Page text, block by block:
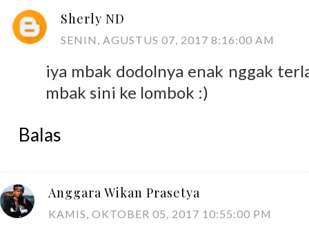
Sherly ND
SENIN, AGUSTUS 07, 2017 8:16:00 AM
iya mbak dodolnya enak nggak
mbak sini ke lombok :)
Balas
Anggara Wikan Prasetya
KAMIS, OKTOBER 05, 2017 10:55:00 PM